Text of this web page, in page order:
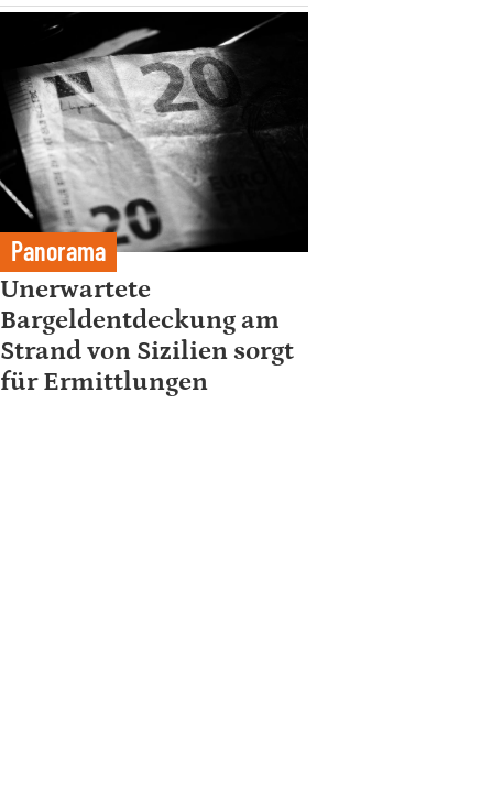
Panorama
Unerwartete
Bargeldentdeckung am
Strand von Sizilien sorgt
für Ermittlungen